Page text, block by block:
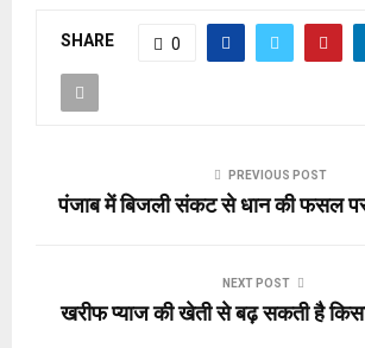
SHARE 0
PREVIOUS POST
पंजाब में बिजली संकट से धान की फसल
NEXT POST
खरीफ प्याज की खेती से बढ़ सकती है